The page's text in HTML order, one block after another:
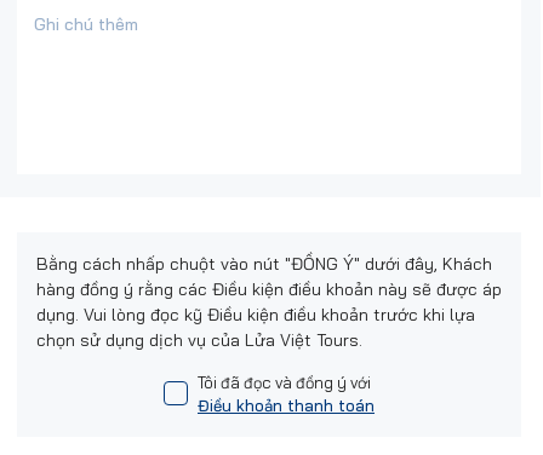
Bằng cách nhấp chuột vào nút "ĐỒNG Ý" dưới đây, Khách
hàng đồng ý rằng các Điều kiện điều khoản này sẽ được áp
dụng. Vui lòng đọc kỹ Điều kiện điều khoản trước khi lựa
chọn sử dụng dịch vụ của Lửa Việt Tours.
Tôi đã đọc và đồng ý với
Điều khoản thanh toán